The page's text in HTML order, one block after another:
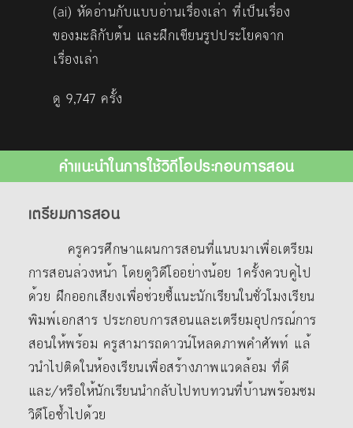
(ai) หัดอ่านกับแบบอ่านเรื่องเล่า ที่เป็นเรื่อง
ของมะลิกับต้น และฝึกเขียนรูปประโยคจาก
เรื่องเล่า
ดู 9,747 ครั้ง
คำแนะนำในการใช้วิดีโอประกอบการสอน
เตรียมการสอน
ครูควรศึกษาแผนการสอนที่แนบมาเพื่อเตรียม
การสอนล่วงหน้า โดยดูวิดีโออย่างน้อย 1ครั้งควบคู่ไป
ด้วย ฝึกออกเสียงเพื่อช่วยชี้แนะนักเรียนในชั่วโมงเรียน
พิมพ์เอกสาร ประกอบการสอนและเตรียมอุปกรณ์การ
สอนให้พร้อม ครูสามารถดาวน์โหลดภาพคําศัพท์ แล้
วนําไปติดในห้องเรียนเพื่อสร้างภาพแวดล้อม ที่ดี
และ/หรือให้นักเรียนนํากลับไปทบทวนที่บ้านพร้อมชม
วิดีโอซ้ำไปด้วย